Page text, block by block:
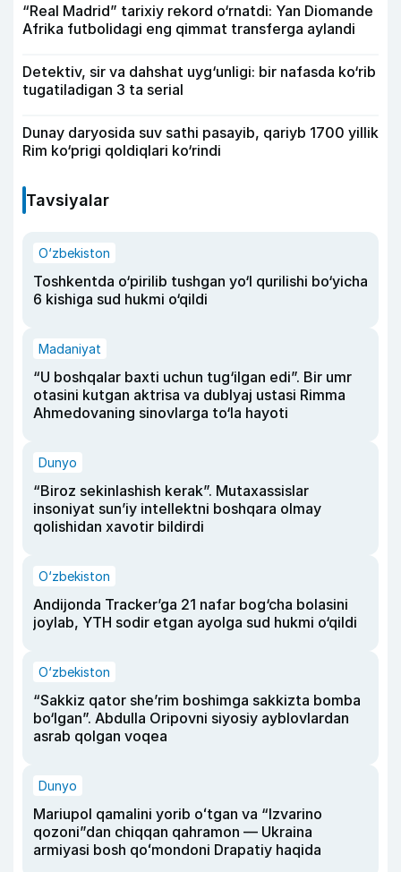
“Real Madrid” tarixiy rekord o‘rnatdi: Yan Diomande
Afrika futbolidagi eng qimmat transferga aylandi
Detektiv, sir va dahshat uyg‘unligi: bir nafasda ko‘rib
tugatiladigan 3 ta serial
Dunay daryosida suv sathi pasayib, qariyb 1700 yillik
Rim ko‘prigi qoldiqlari ko‘rindi
Tavsiyalar
O‘zbekiston
Toshkentda o‘pirilib tushgan yo‘l qurilishi bo‘yicha
6 kishiga sud hukmi o‘qildi
Madaniyat
“U boshqalar baxti uchun tug‘ilgan edi”. Bir umr
otasini kutgan aktrisa va dublyaj ustasi Rimma
Ahmedovaning sinovlarga to‘la hayoti
Dunyo
“Biroz sekinlashish kerak”. Mutaxassislar
insoniyat sun’iy intellektni boshqara olmay
qolishidan xavotir bildirdi
O‘zbekiston
Andijonda Tracker’ga 21 nafar bog‘cha bolasini
joylab, YTH sodir etgan ayolga sud hukmi o‘qildi
O‘zbekiston
“Sakkiz qator she’rim boshimga sakkizta bomba
bo‘lgan”. Abdulla Oripovni siyosiy ayblovlardan
asrab qolgan voqea
Dunyo
Mariupol qamalini yorib oʻtgan va “Izvarino
qozoni”dan chiqqan qahramon — Ukraina
armiyasi bosh qoʻmondoni Drapatiy haqida